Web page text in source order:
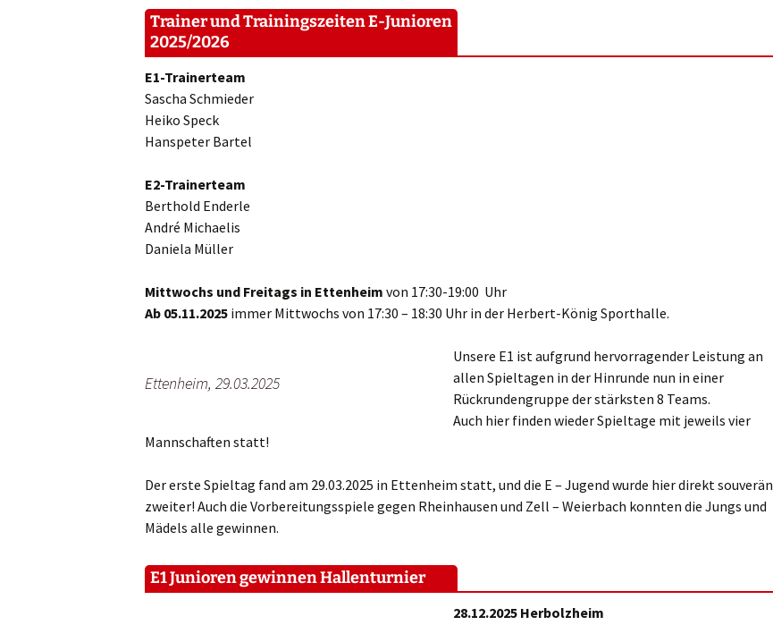
Schiedsrichter
Clubheim
Förderverein
Damengymnastik
Sponsoren
Kontakt und
Impressum
Rückblick 2022
Rückblick 2008-2015
Trainer und Trainingszeiten E-Junioren
2025/2026
E1-Trainerteam
Sascha Schmieder
Heiko Speck
Hanspeter Bartel
E2-Trainerteam
Berthold Enderle
André Michaelis
Daniela Müller
Mittwochs und Freitags in Ettenheim von 17:30-19:00 Uhr
Ab 05.11.2025 immer Mittwochs von 17:30 – 18:30 Uhr in der Herbert-König Sporthalle.
Ettenheim, 29.03.2025
Unsere E1 ist aufgrund hervorragender Leistung an
allen Spieltagen in der Hinrunde nun in einer
Rückrundengruppe der stärksten 8 Teams.
Auch hier finden wieder Spieltage mit jeweils vier
Mannschaften statt!
Der erste Spieltag fand am 29.03.2025 in Ettenheim statt, und die E – Jugend wurde hier direkt souverän
zweiter! Auch die Vorbereitungsspiele gegen Rheinhausen und Zell – Weierbach konnten die Jungs und
Mädels alle gewinnen.
E1 Junioren gewinnen Hallenturnier
28.12.2025 Herbolzheim